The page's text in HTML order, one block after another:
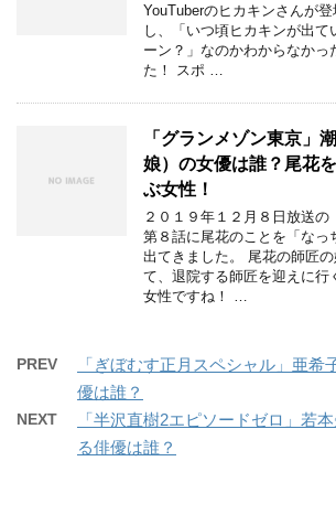
YouTuberのヒカキンさんが
し、「いつ頃ヒカキンが出て
ーン？」なのかわからなかっ
た！ スポ …
「グランメゾン東京」
娘）の女優は誰？尾花
ぶ女性！
２０１９年１２月８日放送の
第８話に尾花のことを「なっ
出てきました。 尾花の師匠
て、退院する師匠を迎えに行
女性ですね！ …
PREV
「ぎぼむす正月スペシャル」亜希
優は誰？
NEXT
「半沢直樹2エピソードゼロ」若
る俳優は誰？